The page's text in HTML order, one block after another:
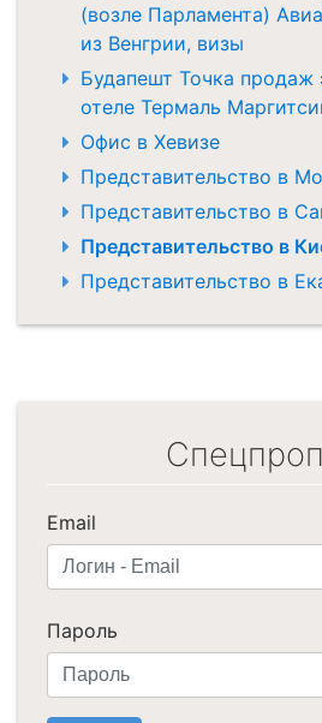
(возле Парламента)
из Венгрии, визы
Будапешт Точка продаж
отеле Термаль
Офис в Хевизе
Представительство в
Представительство в
Представительство в
Представительство в
Email
Пароль